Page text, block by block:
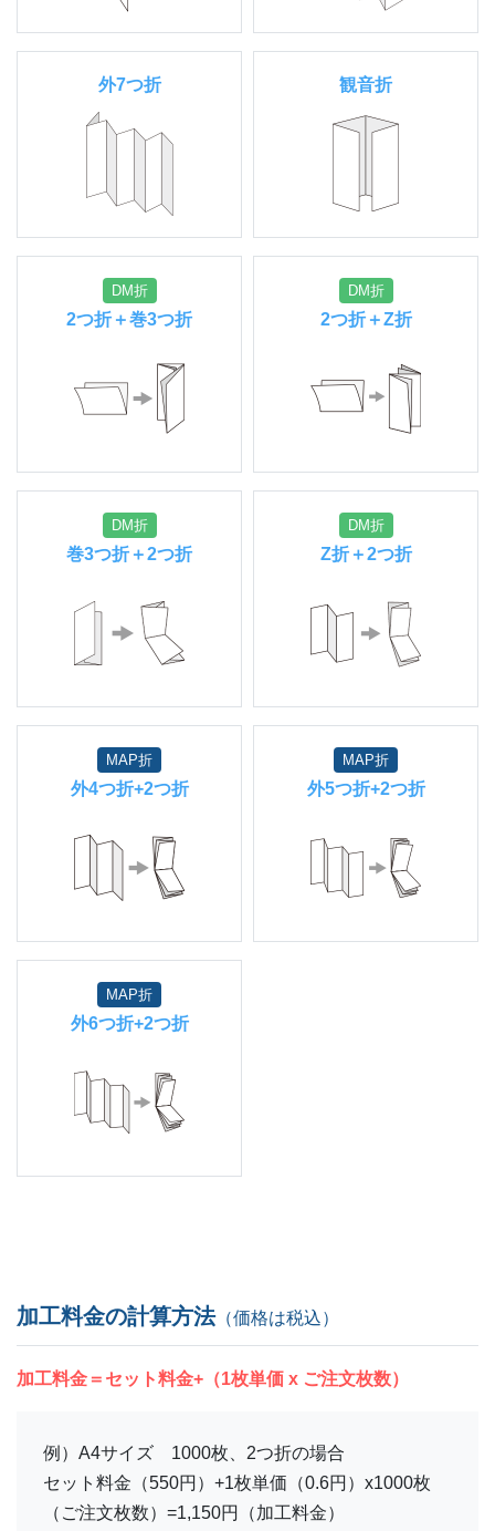
外7つ折 観音折
DM折
2つ折＋巻3つ折
DM折
2つ折＋Z折
DM折
巻3つ折＋2つ折
DM折
Z折＋2つ折
MAP折
外4つ折+2つ折
MAP折
外5つ折+2つ折
MAP折
外6つ折+2つ折
加工料金の計算方法（価格は税込）
加工料金＝セット料金+（1枚単価 x ご注文枚数）
例）A4サイズ 1000枚、2つ折の場合
セット料金（550円）+1枚単価（0.6円）x1000枚
（ご注文枚数）=1,150円（加工料金）